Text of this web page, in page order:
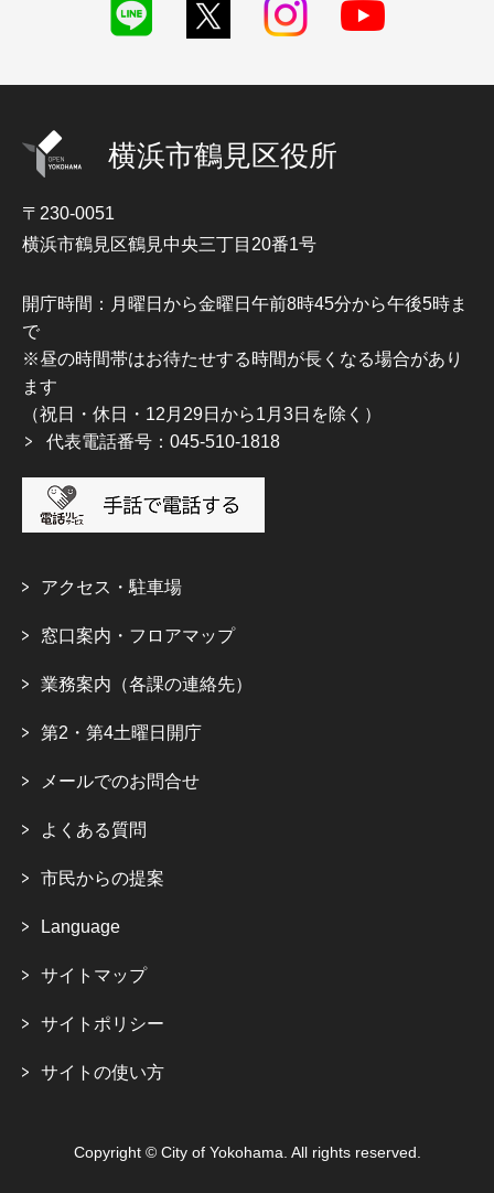
横浜市鶴見区役所
〒230-0051
横浜市鶴見区鶴見中央三丁目20番1号
開庁時間：月曜日から金曜日午前8時45分から午後5時ま
で
※昼の時間帯はお待たせする時間が長くなる場合があり
ます
（祝日・休日・12月29日から1月3日を除く）
代表電話番号：045-510-1818
アクセス・駐車場
窓口案内・フロアマップ
業務案内（各課の連絡先）
第2・第4土曜日開庁
メールでのお問合せ
よくある質問
市民からの提案
Language
サイトマップ
サイトポリシー
サイトの使い方
Copyright © City of Yokohama. All rights reserved.